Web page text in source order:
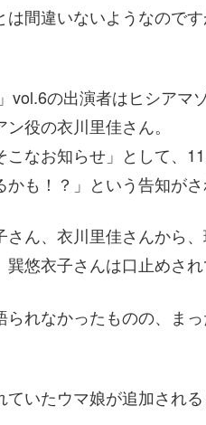
は間違いないようなので
vol.6の出演者はヒシア
役の衣川里佳さん。
なお知らせ」として、
も！？」という告知がさ
ん、衣川里佳さんから
悠衣子さんは口止めされ
れなかったものの、ま
いたウマ娘が追加される